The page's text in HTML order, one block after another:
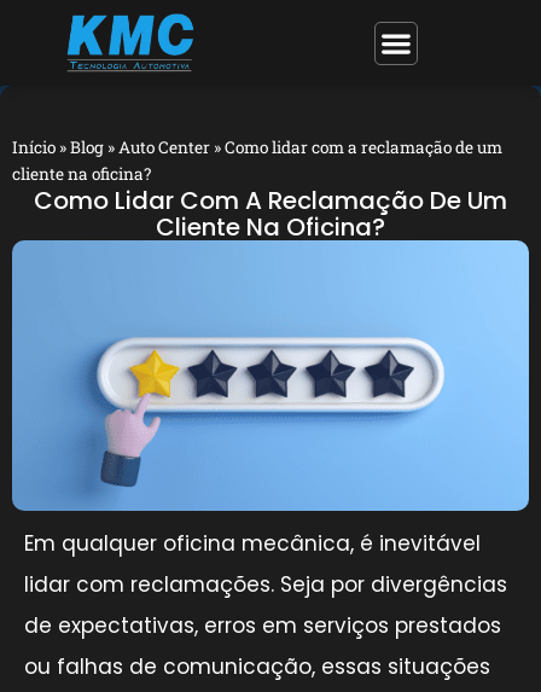
Início »Blog »Auto Center »Como lidar com a reclamação de um
cliente na oficina?
Como Lidar Com A Reclamação De Um
Cliente Na Oficina?
Em qualquer oficina mecânica, é inevitável
lidar com reclamações. Seja por divergências
de expectativas, erros em serviços prestados
ou falhas de comunicação, essas situações